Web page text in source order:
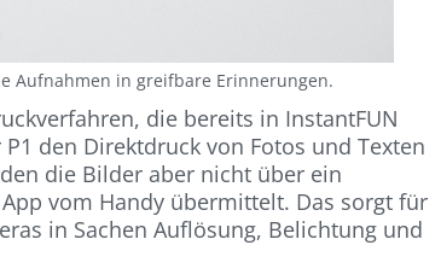
Aufnahmen in greifbare Erinnerungen.
die bereits in InstantFUN
den Direktdruck von Fotos und Texten
die Bilder aber nicht über ein
vom Handy übermittelt. Das sorgt für
in Sachen Auflösung, Belichtung und